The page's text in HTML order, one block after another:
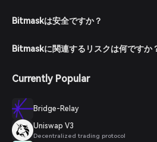
Bitmaskは安全ですか？
Bitmaskに関連するリスクは何ですか
Currently Popular
Bridge-Relay
Uniswap V3
Decentralized trading protocol